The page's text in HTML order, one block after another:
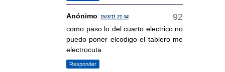
Anónimo 15/3/11 21:34
como paso lo del cuarto electrico no
puedo poner elcodigo el tablero me
electrocuta
Responder